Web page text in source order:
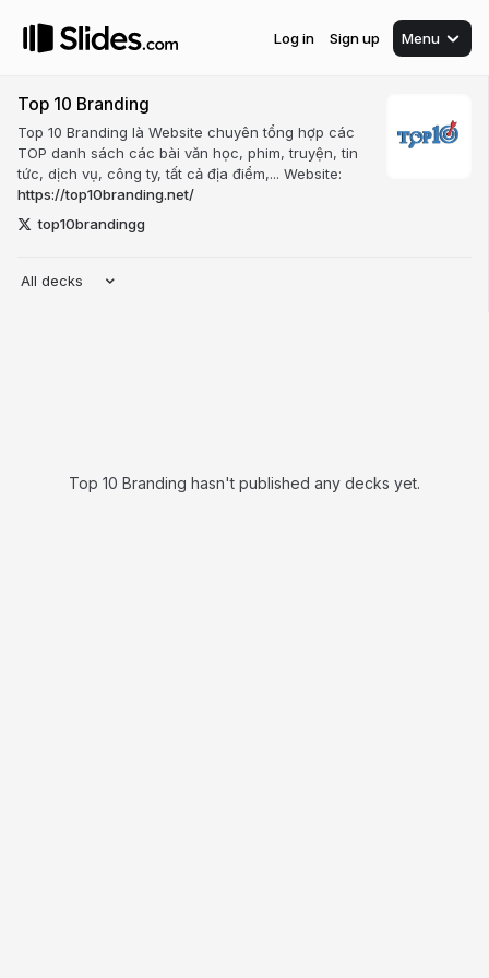
Log in Sign up Menu
Top 10 Branding
Top 10 Branding là Website chuyên tổng hợp các
TOP danh sách các bài văn học, phim, truyện, tin
tức, dịch vụ, công ty, tất cả địa điểm,... Website:
https://top10branding.net/
top10brandingg
All decks
Top 10 Branding hasn't published any decks yet.